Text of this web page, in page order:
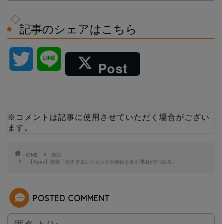
記事のシェアはこちら
t
r
Post
※コメントは記事に使用させていただく場合がござい
ます。
HOME
雑記
【Apex】開発「強すぎるレジェンドや強化を出す理由が2つある」
POSTED COMMENT